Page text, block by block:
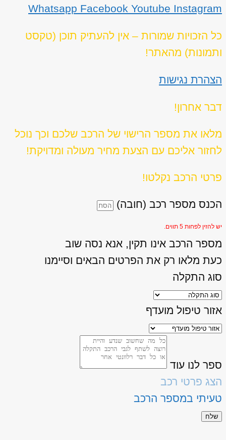
Whatsapp Facebook Youtube Instagram
כל הזכויות שמורות – אין להעתיק תוכן (טקסט
ותמונות) מהאתר!
הצהרת נגישות
דבר אחרון!
מלאו את מספר הרישוי של הרכב שלכם וכך נוכל
לחזור אליכם עם הצעת מחיר מעולה ומדויקת!
פרטי הרכב נקלטו!
הכנס מספר רכב (חובה)
יש להזין לפחות 5 תווים.
מספר הרכב אינו תקין, אנא נסה שוב
כעת מלאו רק את הפרטים הבאים וסיימנו
סוג התקלה
אזור טיפול מועדף
ספר לנו עוד
הצג פרטי רכב
טעיתי במספר הרכב
שלח